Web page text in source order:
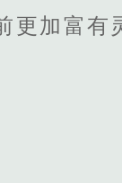
加富有